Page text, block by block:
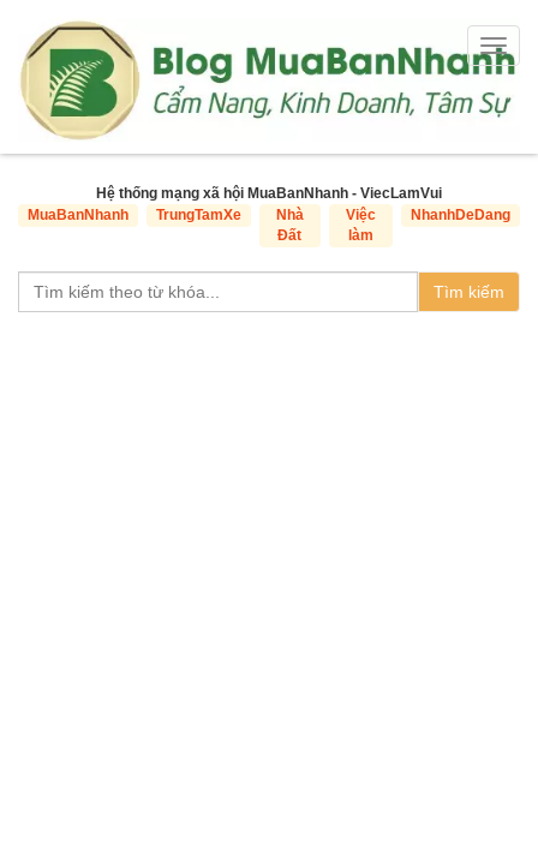
Hệ thống mạng xã hội MuaBanNhanh - ViecLamVui
MuaBanNhanh
TrungTamXe
Nhà
Đất
Việc
làm
NhanhDeDang
Tìm kiếm